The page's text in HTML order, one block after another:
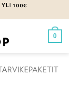
100€
0